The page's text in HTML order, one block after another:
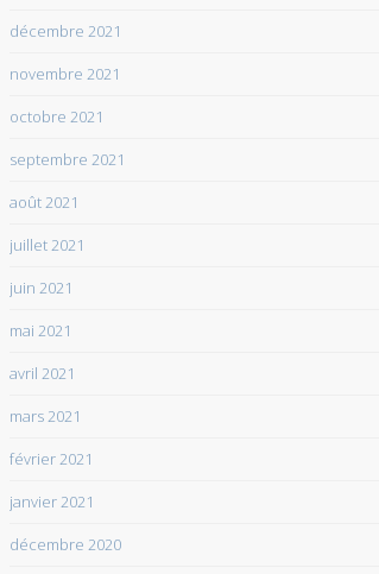
décembre 2021
novembre 2021
octobre 2021
septembre 2021
août 2021
juillet 2021
juin 2021
mai 2021
avril 2021
mars 2021
février 2021
janvier 2021
décembre 2020